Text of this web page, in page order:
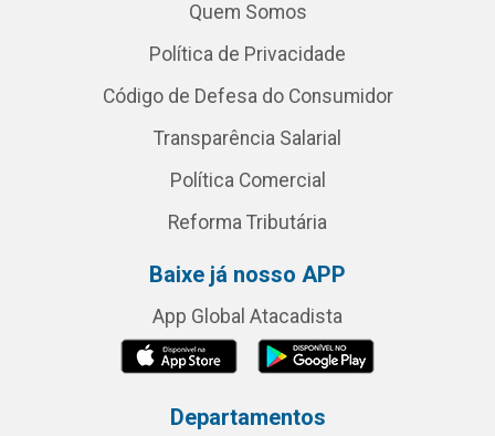
Quem Somos
Política de Privacidade
Código de Defesa do Consumidor
Transparência Salarial
Política Comercial
Reforma Tributária
Baixe já nosso APP
App Global Atacadista
Departamentos